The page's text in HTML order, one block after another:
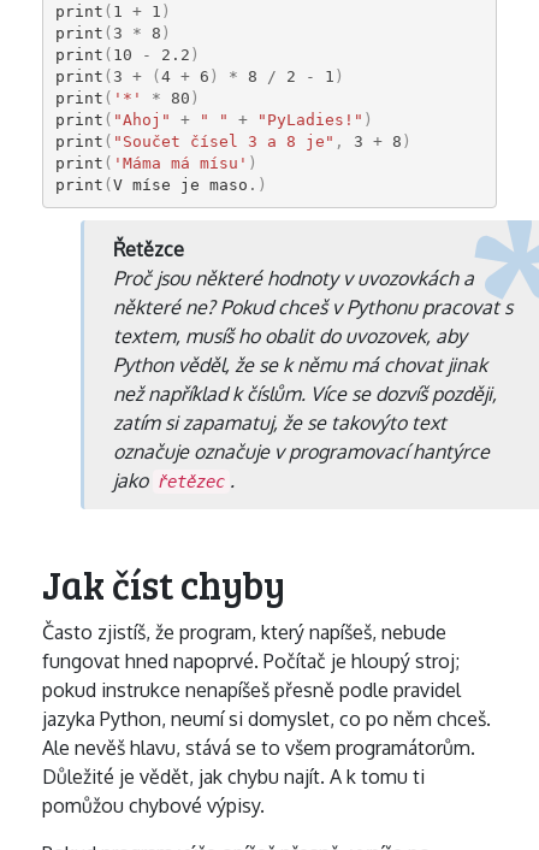
print ( 1 + 1 )
print ( 3 * 8 )
print ( 10 - 2.2 )
print ( 3 + (4 + 6 ) * 8 / 2 - 1 )
print ( '*' * 80 )
print ( "Ahoj" + " " + "PyLadies!" )
print ( "Součet čísel 3 a 8 je" , 3 + 8 )
print ( 'Máma má mísu' )
print (V míse je maso . )
Řetězce
Proč jsou některé hodnoty v uvozovkách a
některé ne? Pokud chceš v Pythonu pracovat s
textem, musíš ho obalit do uvozovek, aby
Python věděl, že se k němu má chovat jinak
než například k číslům. Více se dozvíš později,
zatím si zapamatuj, že se takovýto text
označuje označuje v programovací hantýrce
jako řetězec .
Jak číst chyby
Často zjistíš, že program, který napíšeš, nebude
fungovat hned napoprvé. Počítač je hloupý stroj;
pokud instrukce nenapíšeš přesně podle pravidel
jazyka Python, neumí si domyslet, co po něm chceš.
Ale nevěš hlavu, stává se to všem programátorům.
Důležité je vědět, jak chybu najít. A k tomu ti
pomůžou chybové výpisy.